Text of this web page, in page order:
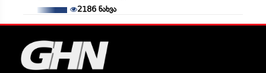
2186ნახვა